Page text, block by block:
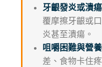
牙齦發炎或潰瘍
覆摩擦牙齦或
炎甚至潰瘍。
咀嚼困難與營
差、食物卡住